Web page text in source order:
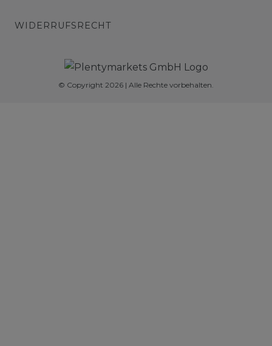
WIDERRUFSRECHT
© Copyright 2026 | Alle Rechte vorbehalten.